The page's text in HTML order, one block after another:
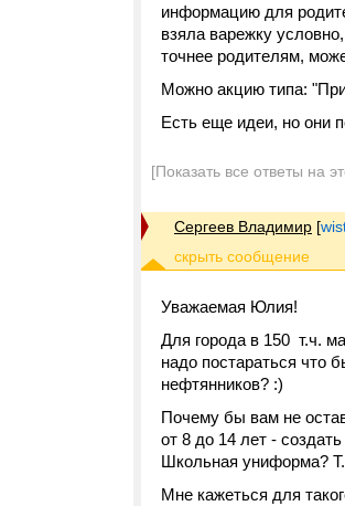
информацию для
взяла варежку
точнее родителям,
Можно акцию типа:
Есть еще идеи, но они
[Показать все ответы на
Сергеев Владимир [
Уважаемая Юлия!
Для города в 150 т.ч.
надо постараться что
нефтянников? :)
Почему бы вам не
от 8 до 14 лет -
Школьная униформа?
Мне кажеться для